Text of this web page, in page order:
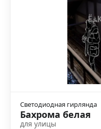
Светодиодная гирлянда
Бахрома белая
для улицы